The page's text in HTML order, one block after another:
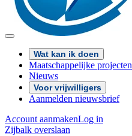
Wat kan ik doen
Maatschappelijke projecten
Nieuws
Voor vrijwilligers
Aanmelden nieuwsbrief
Account aanmakenLog in
Zijbalk overslaan